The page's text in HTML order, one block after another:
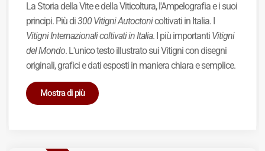
La Storia della Vite e della Viticoltura, l'Ampelografia e i suoi
principi. Più di300 Vitigni Autoctonicoltivati in Italia. I
Vitigni Internazionali coltivati in Italia. I più importanti Vitigni
del Mondo. L'unico testo illustrato sui Vitigni con disegni
originali, grafici e dati esposti in maniera chiara e semplice.
Mostra di più